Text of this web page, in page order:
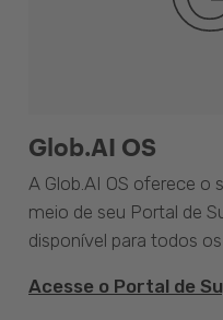
Glob.AI OS
A Glob.AI OS oferece
meio de seu Portal de
disponível para todos
Acesse o Portal de